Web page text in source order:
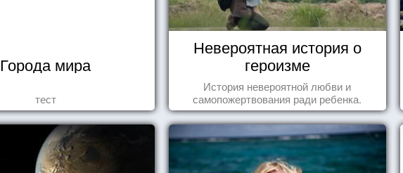
Города мира
тест
Невероятная история о
героизме
История невероятной любви и
самопожертвования ради ребенка.